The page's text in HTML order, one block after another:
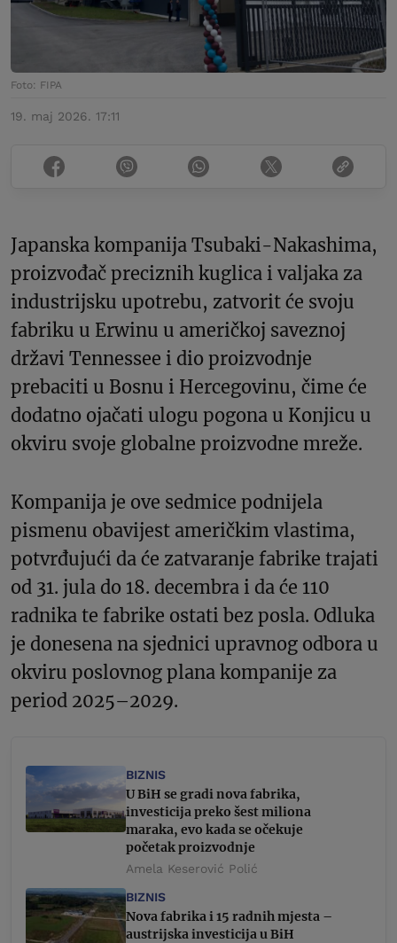
Foto: FIPA
19. maj 2026. 17:11
Japanska kompanija Tsubaki-Nakashima,
proizvođač preciznih kuglica i valjaka za
industrijsku upotrebu, zatvorit će svoju
fabriku u Erwinu u američkoj saveznoj
državi Tennessee i dio proizvodnje
prebaciti u Bosnu i Hercegovinu, čime će
dodatno ojačati ulogu pogona u Konjicu u
okviru svoje globalne proizvodne mreže.
Kompanija je ove sedmice podnijela
pismenu obavijest američkim vlastima,
potvrđujući da će zatvaranje fabrike trajati
od 31. jula do 18. decembra i da će 110
radnika te fabrike ostati bez posla. Odluka
je donesena na sjednici upravnog odbora u
okviru poslovnog plana kompanije za
period 2025–2029.
BIZNIS
U BiH se gradi nova fabrika,
investicija preko šest miliona
maraka, evo kada se očekuje
početak proizvodnje
Amela Keserović Polić
BIZNIS
Nova fabrika i 15 radnih mjesta –
austrijska investicija u BiH